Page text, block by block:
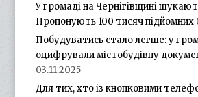
У громаді на Чернігівщині
Пропонують 100 тисяч підйомних
Побудуватись стало легше: у
оцифрували містобудівну
03.11.2025
Для тих, хто із кнопковими